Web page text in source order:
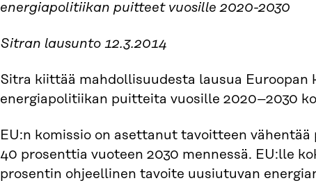
energiapolitiikan puitteet vuosille 2020-2030
Sitran lausunto 12.3.2014
Sitra kiittää mahdollisuudesta lausua Euroopan
energiapolitiikan puitteita vuosille 2020–2030
EU:n komissio on asettanut tavoitteen
40 prosenttia vuoteen 2030 mennessä. EU:lle
prosentin ohjeellinen tavoite uusiutuvan